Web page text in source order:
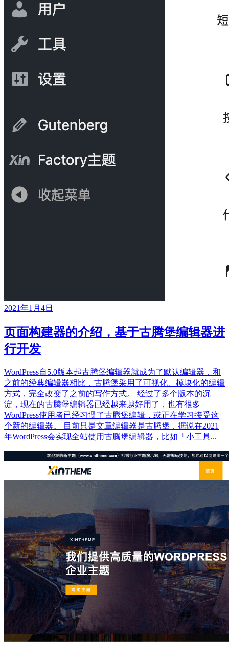
2021年1月4日
页面构建器的介绍，基于古腾堡编辑器进
行开发
WordPress自5.0版本起古腾堡编辑器就成为了默认编辑器，和
之前的经典编辑器相比，古腾堡采用了可视化、模块化的编辑
方式，完全改变了之前的写作方式。 经过了多个版本的沉
淀，现在的古腾堡编辑器已经越来越好用了，也有很多
WordPress使用者已经习惯了古腾堡编辑，或正在学习接受这
个新的编辑器。 目前只是文章编辑器是古腾堡，据说在2021
年WordPress会实现全站使用古腾堡编辑器，比如「小工具...